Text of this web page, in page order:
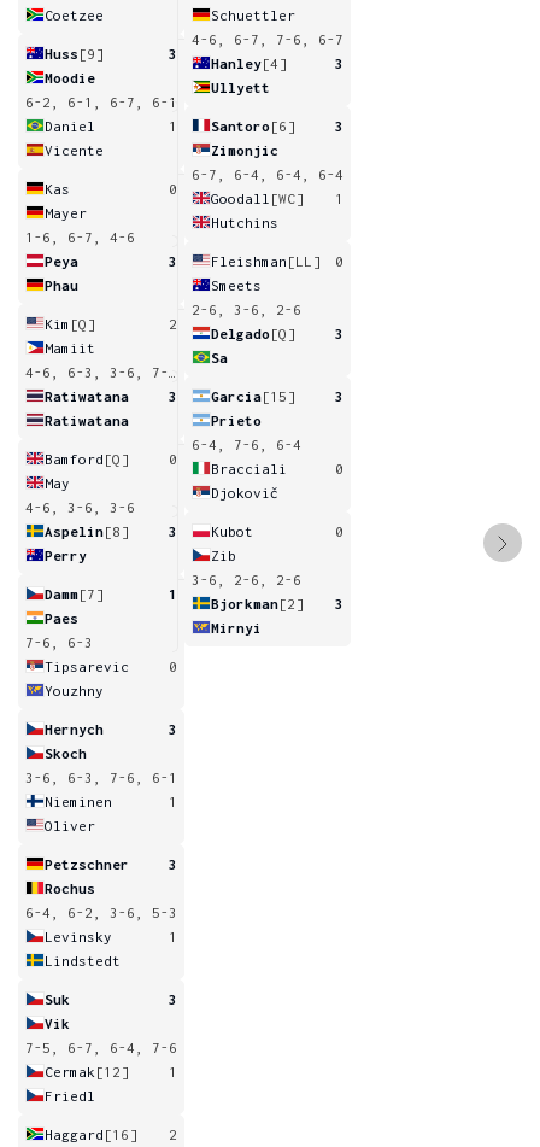
Coetzee
Huss [9]
3
Moodie
6-2, 6-1, 6-7, 6-1
Daniel
1
Vicente
Kas
0
Mayer
1-6, 6-7, 4-6
Peya
3
Phau
Kim [Q]
2
Mamiit
Ratiwatana
3
Ratiwatana
Bamford [Q]
0
May
4-6, 3-6, 3-6
Aspelin[8]
3
Perry
Damm[7]
1
Paes
7-6, 6-3
Tipsarevic
0
Youzhny
Hernych
3
Skoch
3-6, 6-3, 7-6, 6-1
Nieminen
1
Oliver
Petzschner
3
Rochus
6-4, 6-2, 3-6, 5-3
Levinsky
1
Lindstedt
Suk
3
Vik
7-5, 6-7, 6-4, 7-6
Cermak [12]
1
Friedl
Haggard [16] 2
Schuettler
4-6, 6-7, 7-6, 6-7
Hanley[4]
3
Ullyett
Santoro [6]
3
Zimonjic
6-7, 6-4, 6-4, 6-4
Goodall [WC]
1
Hutchins
Fleishman [LL]
0
Smeets
2-6, 3-6, 2-6
Delgado [Q]
3
Sa
Garcia[15]
3
Prieto
6-4, 7-6, 6-4
Bracciali
0
Djokovič
Kubot
0
Zib
3-6, 2-6, 2-6
Bjorkman[2]
3
Mirnyi